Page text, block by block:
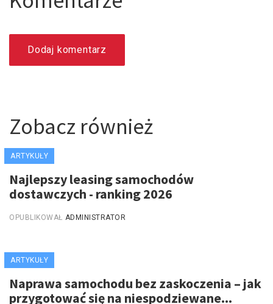
Dodaj komentarz
Zobacz również
ARTYKUŁY
Najlepszy leasing samochodów
dostawczych - ranking 2026
OPUBLIKOWAŁ ADMINISTRATOR
ARTYKUŁY
Naprawa samochodu bez zaskoczenia – jak
przygotować się na niespodziewane...